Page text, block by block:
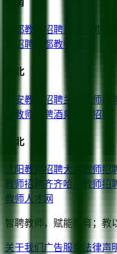
成都教师招聘重庆 教师招
师招聘
昌都教师招聘
西北
西安教师招聘兰州 教师招
教师招聘酒泉 教师招聘
东北
沈阳教师招聘大连 教师招
教师招聘
齐齐哈尔
教师招
教师人才网
智聘教师，赋能教育；教
关于我们 广告服务 法律声